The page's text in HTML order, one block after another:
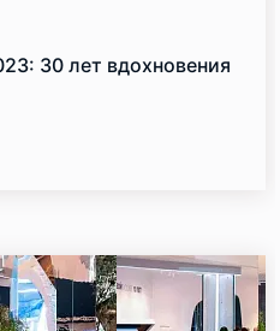
30 лет вдохновения